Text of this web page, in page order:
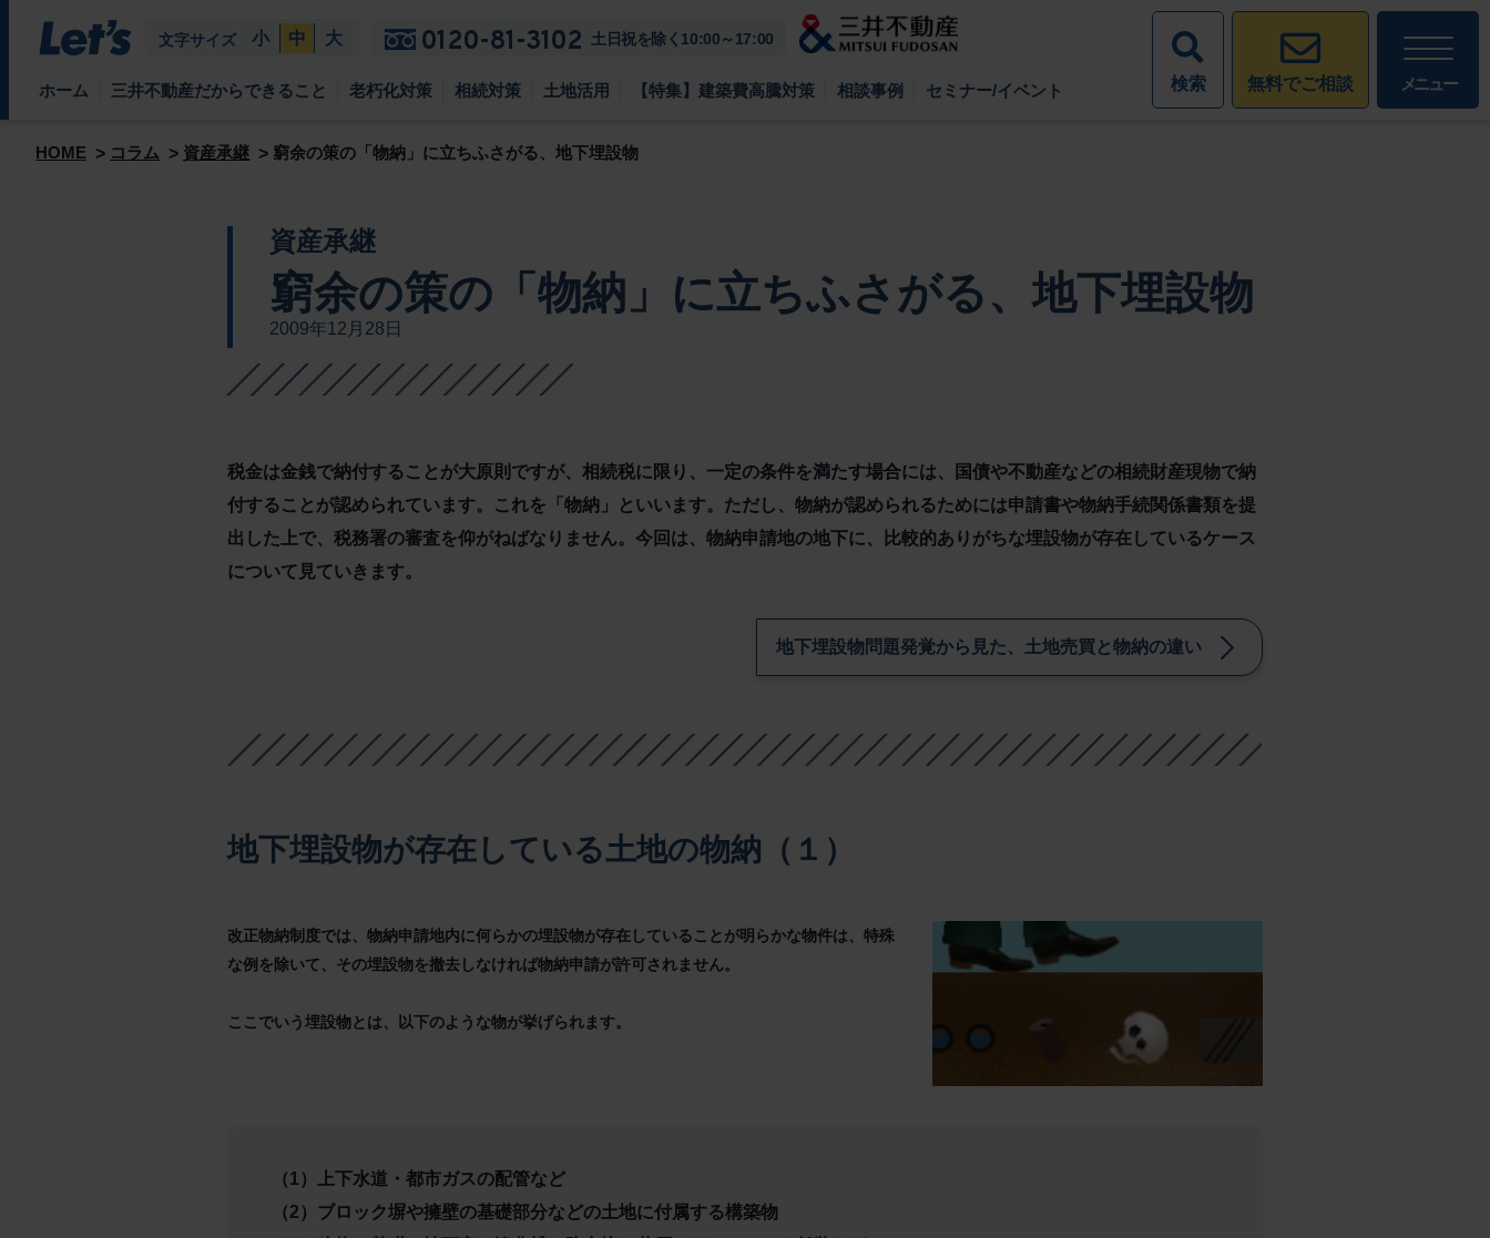
文字サイズ 小 中 大 0120-81-3102 土日祝を除く10:00～17:00
ホーム 三井不動産だからできること 老朽化対策 相続対策 土地活用 【特集】建築費高騰対策 相談事例 セミナー/イベント 検索 無料でご相談 メニュー
HOME コラム 資産承継 窮余の策の「物納」に立ちふさがる、地下埋設物
資産承継
窮余の策の「物納」に立ちふさがる、地下埋設物
2009年12月28日
税金は金銭で納付することが大原則ですが、相続税に限り、一定の条件を満たす場合には、国債や不動産などの相続財産現物で納
付することが認められています。これを「物納」といいます。ただし、物納が認められるためには申請書や物納手続関係書類を提
出した上で、税務署の審査を仰がねばなりません。今回は、物納申請地の地下に、比較的ありがちな埋設物が存在しているケース
について見ていきます。
地下埋設物問題発覚から見た、土地売買と物納の違い
地下埋設物が存在している土地の物納（１）
改正物納制度では、物納申請地内に何らかの埋設物が存在していることが明らかな物件は、特殊
な例を除いて、その埋設物を撤去しなければ物納申請が許可されません。
ここでいう埋設物とは、以下のような物が挙げられます。
（1）上下水道・都市ガスの配管など
（2）ブロック塀や擁壁の基礎部分などの土地に付属する構築物